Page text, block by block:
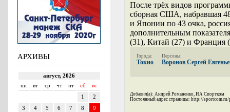
АРХИВЫ
После трёх видов
сборная США, набравшая
и Японии по 43 очка,
дополнительным
(31), Китай (27) и Франция
Города:
Токио
Персоны:
Воронов Сергей
Добавил(а): Андрей Романенко, ИА Спортком
Постоянный адрес страницы: http://